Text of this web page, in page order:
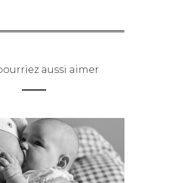
aussi aimer